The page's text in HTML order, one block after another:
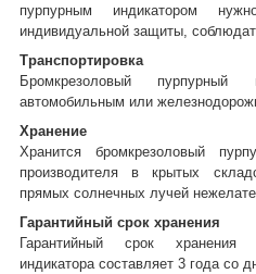
пурпурным индикатором
индивидуальной защиты,
Транспортировка
Бромкрезоловый пурпурный
автомобильным или
Хранение
Хранится бромкрезоловый
производителя в крытых
прямых солнечных лучей
Гарантийный срок хранения
Гарантийный срок хранения
индикатора составляет 3 года со